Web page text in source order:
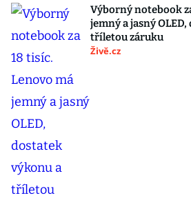
Výborný notebook
jemný a jasný
tříletou záruku
Živě.cz